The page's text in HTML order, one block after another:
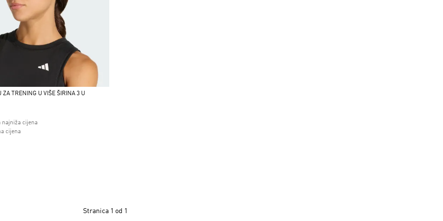
ZA TRENING U VIŠE ŠIRINA 3 U
najniža cijena
cijena
Stranica 1 od 1